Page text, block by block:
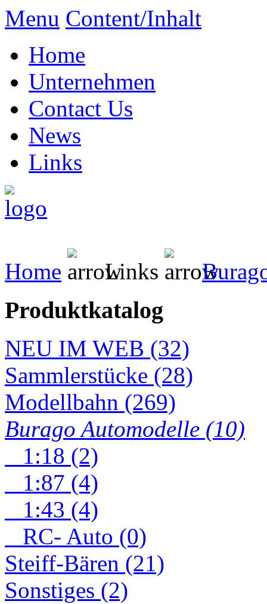
Menu Content/Inhalt
Home
Unternehmen
Contact Us
News
Links
Home Links
Produktkatalog
NEU IM WEB (32)
Sammlerstücke (28)
Modellbahn (269)
Burago Automodelle (10)
1:18 (2)
1:87 (4)
1:43 (4)
RC- Auto (0)
Steiff-Bären (21)
Sonstiges (2)